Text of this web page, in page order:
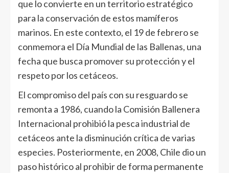
que lo convierte en un territorio estratégico
para la conservación de estos mamíferos
marinos. En este contexto, el 19 de febrero se
conmemora el Día Mundial de las Ballenas, una
fecha que busca promover su protección y el
respeto por los cetáceos.
El compromiso del país con su resguardo se
remonta a 1986, cuando la Comisión Ballenera
Internacional prohibió la pesca industrial de
cetáceos ante la disminución crítica de varias
especies. Posteriormente, en 2008, Chile dio un
paso histórico al prohibir de forma permanente